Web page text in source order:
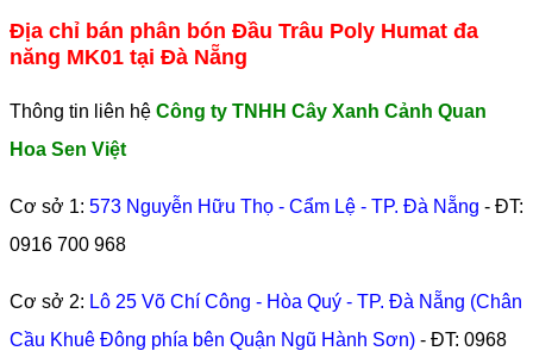
Địa chỉ bán phân bón Đầu Trâu Poly Humat đa
năng MK01 tại Đà Nẵng
Thông tin liên hệ Công ty TNHH Cây Xanh Cảnh Quan
Hoa Sen Việt
Cơ sở 1: 573 Nguyễn Hữu Thọ - Cẩm Lệ - TP. Đà Nẵng - ĐT:
0916 700 968
Cơ sở 2: Lô 25 Võ Chí Công - Hòa Quý - TP. Đà Nẵng (Chân
Cầu Khuê Đông phía bên Quận Ngũ Hành Sơn) - ĐT: 0968